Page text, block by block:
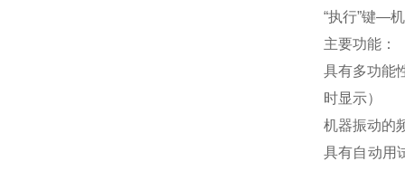
“执行”键―
主要功能：
具有多功能
时显示）
机器振动的
具有自动用